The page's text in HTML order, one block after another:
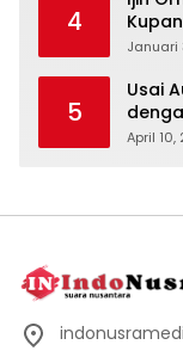
4
Januari
5
Usai
April 10,